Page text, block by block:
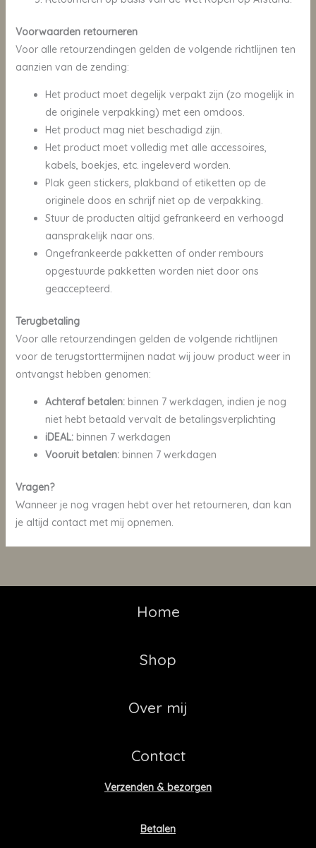
Voorwaarden retourneren
Voor alle retourzendingen gelden de volgende richtlijnen ten
aanzien van de zending:
Het product moet degelijk verpakt zijn (zo mogelijk in
de originele verpakking) met een omdoos.
Het product mag niet beschadigd zijn.
Het product moet volledig met alle accessoires,
kabels, boekjes, etc. ingeleverd worden.
Plak geen stickers, plakband of etiketten op de
originele doos en schrijf niet op de verpakking.
Stuur de producten altijd gefrankeerd en verhoogd
aansprakelijk naar ons.
Ongefrankeerde pakketten of onder rembours
opgestuurde pakketten worden niet door ons
geaccepteerd.
Terugbetaling
Voor alle retourzendingen gelden de volgende richtlijnen
voor de terugstorttermijnen nadat wij jouw product weer in
ontvangst hebben genomen:
Achteraf betalen:binnen 7 werkdagen, indien je nog
niet hebt betaald vervalt de betalingsverplichting
iDEAL:binnen 7 werkdagen
Vooruit betalen: binnen 7 werkdagen
Vragen?
Wanneer je nog vragen hebt over het retourneren, dan kan
je altijd contact met mij opnemen.
Home
Shop
Over mij
Contact
Verzenden & bezorgen
Betalen